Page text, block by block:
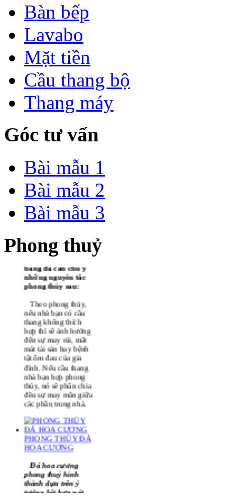
Bàn bếp
Lavabo
Mặt tiền
Cầu thang bộ
Thang máy
Góc tư vấn
Bài mẫu 1
Bài mẫu 2
Bài mẫu 3
Phong thuỷ
LÀM CẦU THANG
BẰNG ĐÁ
GRANITE
Làm cầu thang
bằng đá cần chú ý
những nguyên tắc
phong thủy sau:
Theo phong thủy,
nếu nhà bạn có cầu
thang không thích
hợp thì sẽ ảnh hưởng
đến sự may rủi, mất
mát tài sản hay bệnh
tật ốm đau của gia
đình. Nếu cầu thang
nhà bạn hợp phong
thủy, nó sẽ phân chia
đều sự may mắn giữa
các phần trong nhà.
PHONG THỦY ĐÁ
HOA CƯƠNG
Đá hoa cương